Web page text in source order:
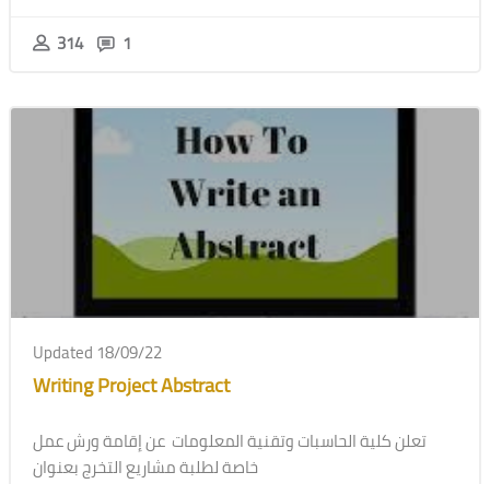
314 1
Updated 18/09/22
Writing Project Abstract
تعلن كلية الحاسبات وتقنية المعلومات عن إقامة ورش عمل
خاصة لطلبة مشاريع التخرج بعنوان